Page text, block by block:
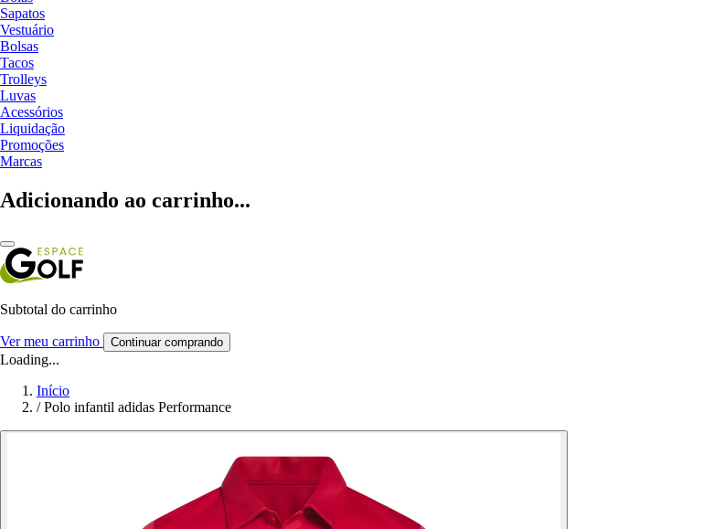
Sapatos
Vestuário
Bolsas
Tacos
Trolleys
Luvas
Acessórios
Liquidação
Promoções
Marcas
Adicionando ao carrinho...
Subtotal do carrinho
Ver meu carrinho Continuar comprando
Loading...
Início
/ Polo infantil adidas Performance